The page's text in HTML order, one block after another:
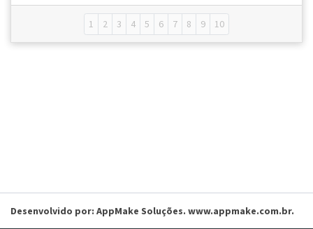
1 2 3 4 5 6 7 8 9 10
Desenvolvido por: AppMake Soluções. www.appmake.com.br.